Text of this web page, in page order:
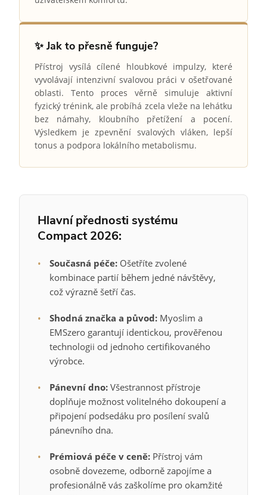
✨ Jak to přesně funguje?
Přístroj vysílá cílené hloubkové impulzy, které
vyvolávají intenzivní svalovou práci v ošetřované
oblasti. Tento proces věrně simuluje aktivní
fyzický trénink, ale probíhá zcela vleže na lehátku
bez námahy, kloubního přetížení a pocení.
Výsledkem je zpevnění svalových vláken, lepší
tonus a podpora lokálního metabolismu.
Hlavní přednosti systému
Compact 2026:
• Současná péče: Ošetříte zvolené
kombinace partií během jedné návštěvy,
což výrazně šetří čas.
• Shodná značka a původ: Myoslim a
EMSzero garantují identickou, prověřenou
technologii od jednoho certifikovaného
výrobce.
• Pánevní dno: Všestrannost přístroje
doplňuje možnost volitelného dokoupení a
připojení podsedáku pro posílení svalů
pánevního dna.
• Prémiová péče v ceně: Přístroj vám
osobně dovezeme, odborně zapojíme a
profesionálně vás zaškolíme pro okamžité